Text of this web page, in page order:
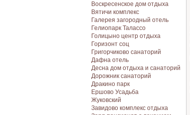
Воскресенское дом отдыха
Вятичи комплекс
Галерея загородный отель
Гелиопарк Талассо
Голицыно центр отдыха
Горизонт соц
Григорчиково санаторий
Дафна отель
Десна дом отдыха и санаторий
Дорожник санаторий
Дракино парк
Ершово Усадьба
Жуковский
Завидово комплекс отдыха